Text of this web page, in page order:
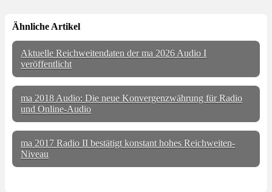
Ähnliche Artikel
Aktuelle Reichweitendaten der ma 2026 Audio I
veröffentlicht
ma 2018 Audio: Die neue Konvergenzwährung für Radio
und Online-Audio
ma 2017 Radio II bestätigt konstant hohes Reichweiten-
Niveau